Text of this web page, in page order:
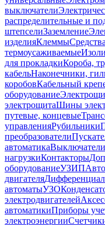
выключатели
распределительные и
штепселиЗаземление
изделияКлеммы
термоусаживаемые
для прокладкиКороба,
кабельНаконечники,
коробовКабельный
оборудование
электрощитаШины
путевые, концевые
управленияРубильники
преобразователи
автоматика
нагрузкиКонтакторы
оборудованиеУЗИП
двигателя
автоматыУЗО
электродвигателей
автоматикиПриборы
электроэнергии